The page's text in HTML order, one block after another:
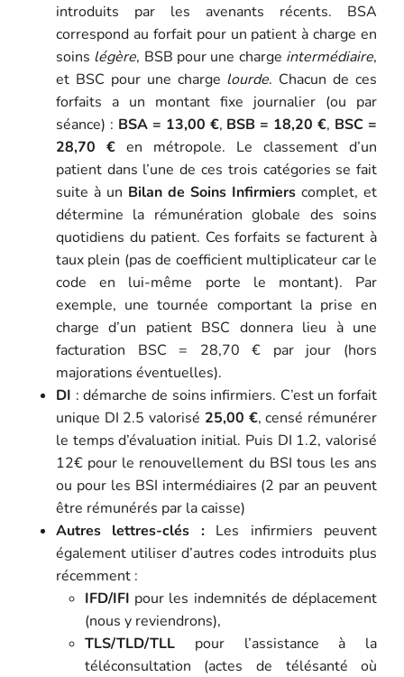
introduits par les avenants récents. BSA
correspond au forfait pour un patient à charge en
soins légère, BSB pour une charge intermédiaire,
et BSC pour une charge lourde. Chacun de ces
forfaits a un montant fixe journalier (ou par
séance) : BSA = 13,00 €, BSB = 18,20 €, BSC =
28,70 € en métropole. Le classement d’un
patient dans l’une de ces trois catégories se fait
suite à un Bilan de Soins Infirmiers complet, et
détermine la rémunération globale des soins
quotidiens du patient. Ces forfaits se facturent à
taux plein (pas de coefficient multiplicateur car le
code en lui-même porte le montant). Par
exemple, une tournée comportant la prise en
charge d’un patient BSC donnera lieu à une
facturation BSC = 28,70 € par jour (hors
majorations éventuelles).
DI : démarche de soins infirmiers. C’est un forfait
unique DI 2.5 valorisé 25,00 €, censé rémunérer
le temps d’évaluation initial. Puis DI 1.2, valorisé
12€ pour le renouvellement du BSI tous les ans
ou pour les BSI intermédiaires (2 par an peuvent
être rémunérés par la caisse)
Autres lettres-clés :Les infirmiers peuvent
également utiliser d’autres codes introduits plus
récemment :
IFD/IFI pour les indemnités de déplacement
(nous y reviendrons),
TLS/TLD/TLLpour l’assistance à la
téléconsultation (actes de télésanté où